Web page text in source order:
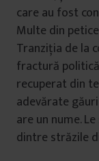
care au fost
Multe din
Tranziţia de la
fractură
recuperat din
adevărate
are un nume.
dintre străzile